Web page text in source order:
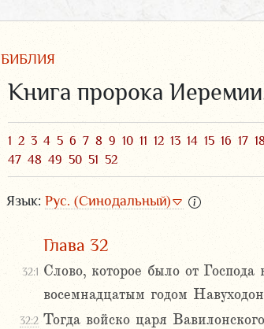
БИБЛИЯ
Книга пророка
1 2 3 4 5 6 7 8 9 10 11 12 13 14 15 16 17 18
47 48 49 50 51 52
Язык: Рус. (Синодальный)
Глава 32
32:1 Слово, которое было от
восемнадцатым годом
32:2 Тогда войско царя